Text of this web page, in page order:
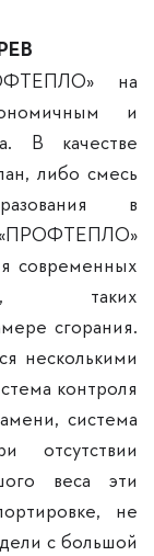
на
и
В качестве
либо смесь
в
современных
таких
сгорания.
несколькими
контроля
система
отсутствии
веса эти
не
с большой